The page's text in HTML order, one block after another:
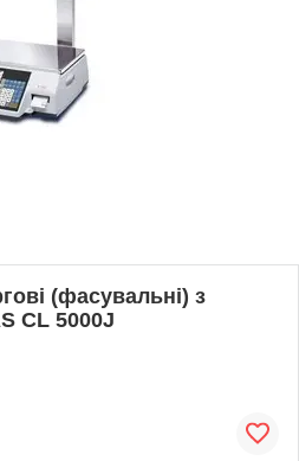
(фасувальні) з
CL 5000J